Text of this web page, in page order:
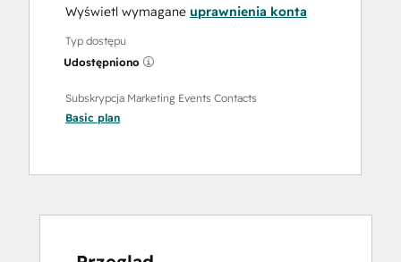
Wyświetl wymagane uprawnienia konta
Typ dostępu
Udostępniono
Subskrypcja Marketing Events Contacts
Basic plan